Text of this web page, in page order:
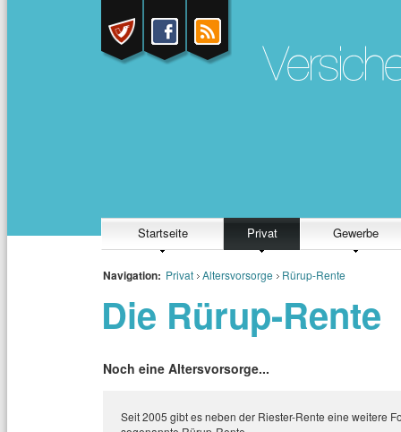
Startseite Privat Gewerbe
Navigation: Privat Altersvorsorge Rürup-Rente
Die Rürup-Rente
Noch eine Altersvorsorge...
Seit 2005 gibt es neben der Riester-Rente eine weitere